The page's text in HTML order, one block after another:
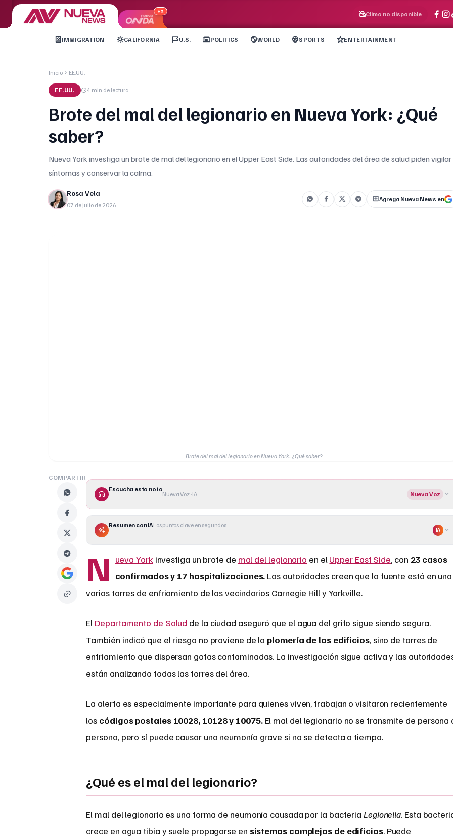
+3 Clima no disponible
IMMIGRATION CALIFORNIA U.S. POLITICS WORLD SPORTS ENTERTAINMENT
Inicio EE.UU.
EE.UU. 4 min de lectura
Brote del mal del legionario en Nueva York: ¿Qué
saber?
Nueva York investiga un brote de mal del legionario en el Upper East Side. Las autoridades del área de salud piden vigilar
síntomas y conservar la calma.
Rosa Vela
07 de julio de 2026
Agrega Nueva News en
Brote del mal del legionario en Nueva York: ¿Qué saber?
COMPARTIR
Escucha esta nota
Nueva Voz · IA Nueva Voz
Resumen con IALos puntos clave en segundos
IA
N ueva York investiga un brote de mal del legionario en el Upper East Side, con 23 casos
confirmados y 17 hospitalizaciones. Las autoridades creen que la fuente está en
varias torres de enfriamiento de los vecindarios Carnegie Hill y Yorkville.
El Departamento de Salud de la ciudad aseguró que el agua del grifo sigue siendo segura.
También indicó que el riesgo no proviene de la plomería de los edificios, sino de torres de
enfriamiento que dispersan gotas contaminadas. La investigación sigue activa y las
están analizando todas las torres del área.
La alerta es especialmente importante para quienes viven, trabajan o visitaron recientemente
los códigos postales 10028, 10128 y 10075.El mal del legionario no se transmite de persona
persona, pero sí puede causar una neumonía grave si no se detecta a tiempo.
¿Qué es el mal del legionario?
El mal del legionario es una forma de neumonía causada por la bacteriaLegionella. Esta
crece en agua tibia y suele propagarse en sistemas complejos de edificios. Puede